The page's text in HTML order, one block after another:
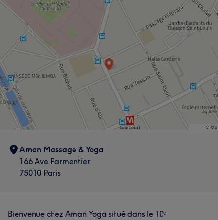
Aman Massage & Yoga
166 Ave Parmentier
75010 Paris
Bienvenue chez Aman Yoga situé dans le 10ᵉ